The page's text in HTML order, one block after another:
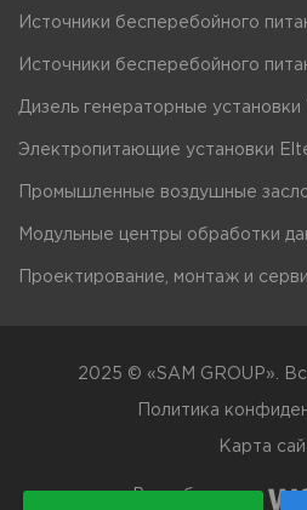
Источники бесперебойного
Источники бесперебойного
Дизель генераторные установки
Электропитающие установки
Промышленные воздушные
Модульные центры обработки
Проектирование, монтаж и
2025 © «SAM GROUP».
Политика
Карта